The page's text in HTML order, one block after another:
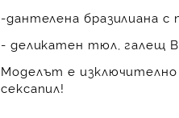
-дантелена бразилиана с
- деликатен тюл, галещ
Моделът е
сексапил!